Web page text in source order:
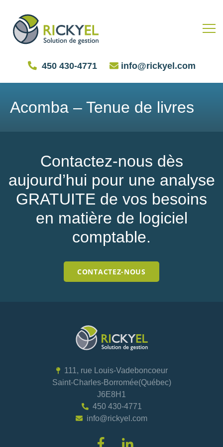
450 430-4771 info@rickyel.com
Acomba – Tenue de livres
Contactez-nous dès
aujourd’hui pour une analyse
GRATUITE de vos besoins
en matière de logiciel
comptable.
CONTACTEZ-NOUS
111, rue Louis-Vadeboncoeur
Saint-Charles-Borromée(Québec)
J6E8H1
450 430-4771
info@rickyel.com